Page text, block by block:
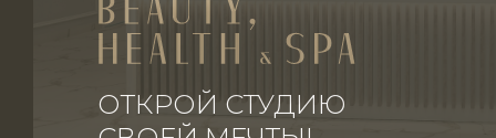
СВОЙ
САЛОН
ОТКРОЙ СТУДИЮ